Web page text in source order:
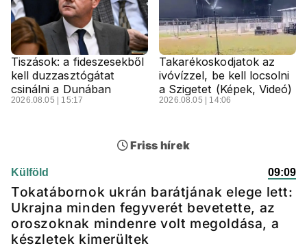
Tiszások: a fideszesekből
kell duzzasztógátat
csinálni a Dunában
2026.08.05 | 15:17
Takarékoskodjatok az
ivóvízzel, be kell locsolni
a Szigetet (Képek, Videó)
2026.08.05 | 14:06
Friss hírek
Külföld 09:09
Tokatábornok ukrán barátjának elege lett:
Ukrajna minden fegyverét bevetette, az
oroszoknak mindenre volt megoldása, a
készletek kimerültek